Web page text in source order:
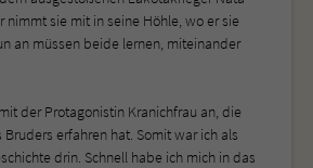
nimmt sie mit in seine Höhle, wo er sie
an müssen beide lernen, miteinander
der Protagonistin Kranichfrau an, die
erfahren hat. Somit war ich als
drin. Schnell habe ich mich in das